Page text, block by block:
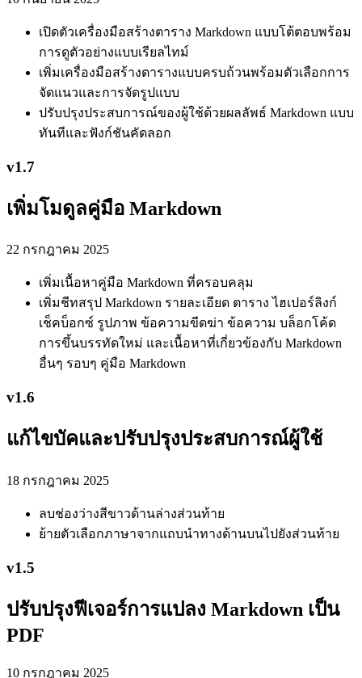
เปิดตัวเครื่องมือสร้างตาราง Markdown แบบโต้ตอบพร้อม
การดูตัวอย่างแบบเรียลไทม์
เพิ่มเครื่องมือสร้างตารางแบบครบถ้วนพร้อมตัวเลือกการ
จัดแนวและการจัดรูปแบบ
ปรับปรุงประสบการณ์ของผู้ใช้ด้วยผลลัพธ์ Markdown แบบ
ทันทีและฟังก์ชันคัดลอก
v1.7
เพิ่มโมดูลคู่มือ Markdown
22 กรกฎาคม 2025
เพิ่มเนื้อหาคู่มือ Markdown ที่ครอบคลุม
เพิ่มชีทสรุป Markdown รายละเอียด ตาราง ไฮเปอร์ลิงก์
เช็คบ็อกซ์ รูปภาพ ข้อความขีดฆ่า ข้อความ บล็อกโค้ด
การขึ้นบรรทัดใหม่ และเนื้อหาที่เกี่ยวข้องกับ Markdown
อื่นๆ รอบๆ คู่มือ Markdown
v1.6
แก้ไขบัคและปรับปรุงประสบการณ์ผู้ใช้
18 กรกฎาคม 2025
ลบช่องว่างสีขาวด้านล่างส่วนท้าย
ย้ายตัวเลือกภาษาจากแถบนำทางด้านบนไปยังส่วนท้าย
v1.5
ปรับปรุงฟีเจอร์การแปลง Markdown เป็น
PDF
10 กรกฎาคม 2025